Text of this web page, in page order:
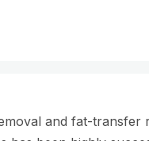
and fat-